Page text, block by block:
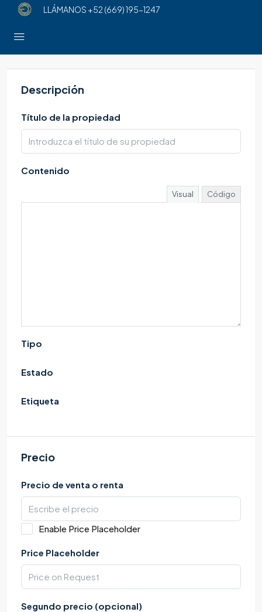
LLÁMANOS +52 (669) 195-1247
Descripción
Título de la propiedad
Contenido
Visual Código
Tipo
Estado
Etiqueta
Precio
Precio de venta o renta
Enable Price Placeholder
Price Placeholder
Segundo precio (opcional)